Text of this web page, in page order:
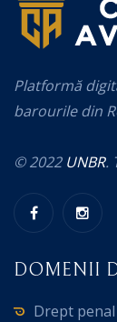
Platformă
barourile din
© 2022 UNBR.
DOMENII
Drept penal